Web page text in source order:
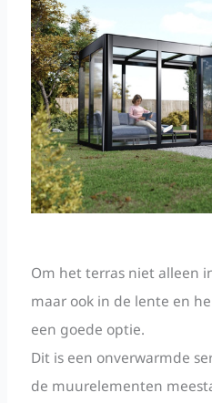
Om het terras niet alleen
maar ook in de lente en
een goede optie.
Dit is een onverwarmde
de muurelementen